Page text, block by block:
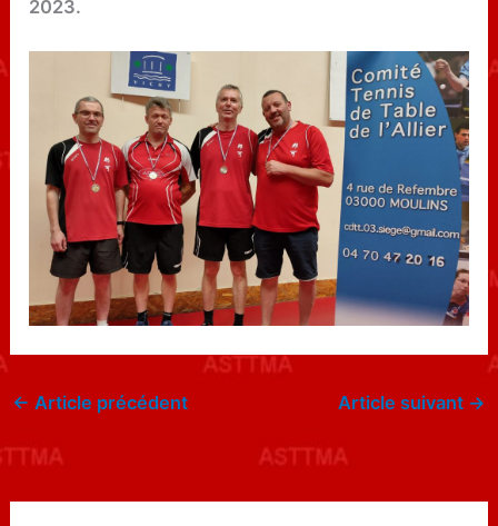
2023.
← Article précédent Article suivant →